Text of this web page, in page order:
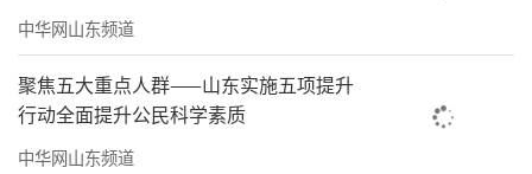
6.魏家湾贡砖文化传播展示基地：是国家级
非物质文化遗产临清贡砖烧造技艺的传承基地
之一。基地烧造的临清贡砖用于北京故宫、天
中华网山东频道
聚焦五大重点人群——山东实施五项提升
行动全面提升公民科学素质
中华网山东频道